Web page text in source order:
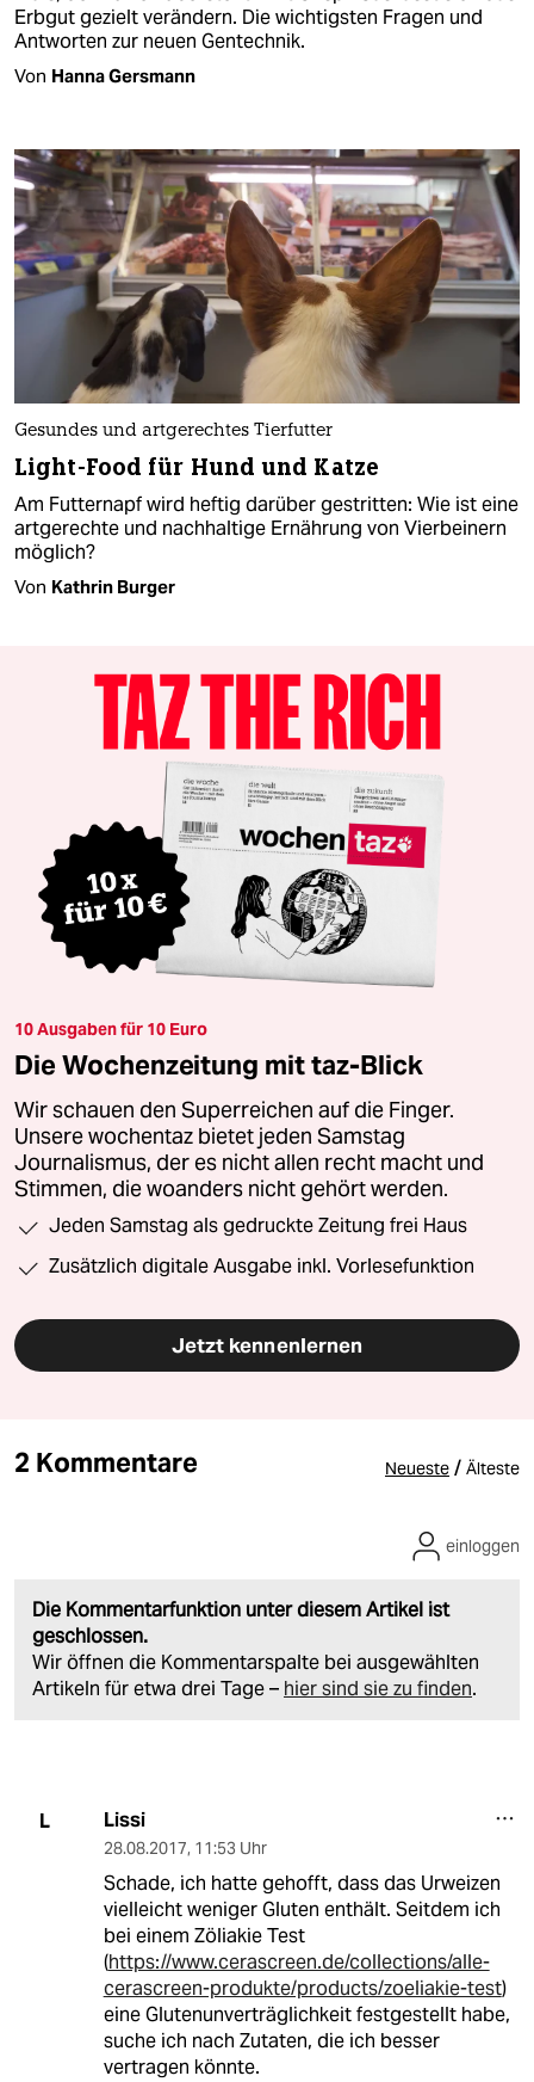
Erbgut gezielt verändern. Die wichtigsten Fragen und
Antworten zur neuen Gentechnik.
Von Hanna Gersmann
Gesundes und artgerechtes Tierfutter
Light-Food für Hund und Katze
Am Futternapf wird heftig darüber gestritten: Wie ist eine
artgerechte und nachhaltige Ernährung von Vierbeinern
möglich?
Von Kathrin Burger
10 Ausgaben für 10 Euro
Die Wochenzeitung mit taz-Blick
Wir schauen den Superreichen auf die Finger.
Unsere wochentaz bietet jeden Samstag
Journalismus, der es nicht allen recht macht und
Stimmen, die woanders nicht gehört werden.
Jeden Samstag als gedruckte Zeitung frei Haus
Zusätzlich digitale Ausgabe inkl. Vorlesefunktion
Jetzt kennenlernen
2 Kommentare Neueste / Älteste
Die Kommentarfunktion unter diesem Artikel ist
geschlossen.
Wir öffnen die Kommentarspalte bei ausgewählten
Artikeln für etwa drei Tage – hier sind sie zu finden.
einloggen
L Lissi
28.08.2017, 11:53 Uhr
Schade, ich hatte gehofft, dass das Urweizen
vielleicht weniger Gluten enthält. Seitdem ich
bei einem Zöliakie Test
(https://www.cerascreen.de/collections/alle-
cerascreen-produkte/products/zoeliakie-test)
eine Glutenunverträglichkeit festgestellt habe,
suche ich nach Zutaten, die ich besser
vertragen könnte.